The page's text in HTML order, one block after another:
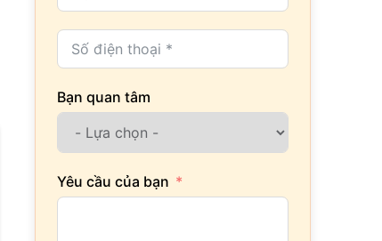
Bạn quan tâm
Yêu cầu của bạn